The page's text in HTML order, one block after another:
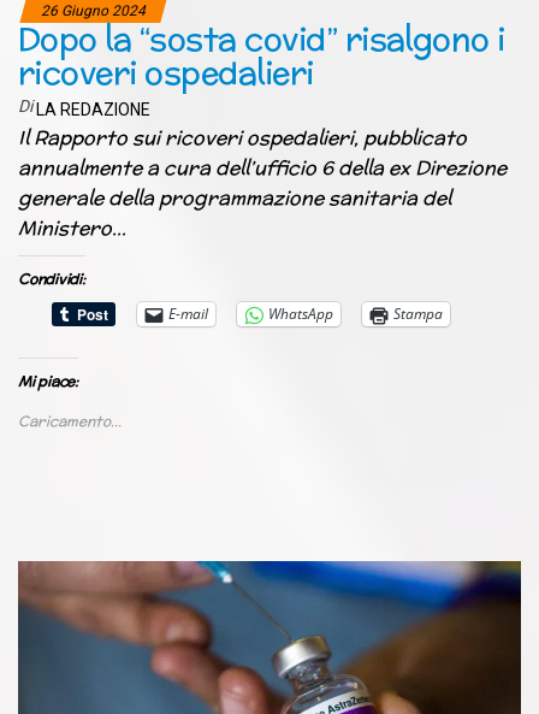
26 Giugno 2024
Dopo la “sosta covid” risalgono i
ricoveri ospedalieri
Di LA REDAZIONE
Il Rapporto sui ricoveri ospedalieri, pubblicato
annualmente a cura dell’ufficio 6 della ex Direzione
generale della programmazione sanitaria del
Ministero…
Condividi:
E-mail
WhatsApp Stampa
Mi piace:
Caricamento...